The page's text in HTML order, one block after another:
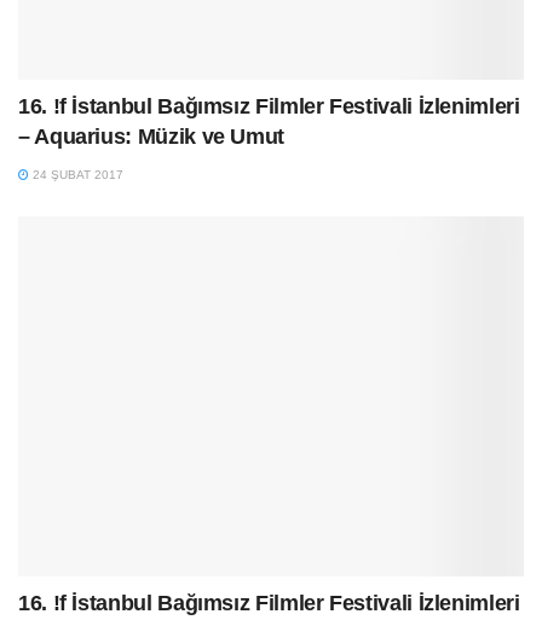
16. !f İstanbul Bağımsız Filmler Festivali İzlenimleri
– Aquarius: Müzik ve Umut
24 ŞUBAT 2017
16. !f İstanbul Bağımsız Filmler Festivali İzlenimleri